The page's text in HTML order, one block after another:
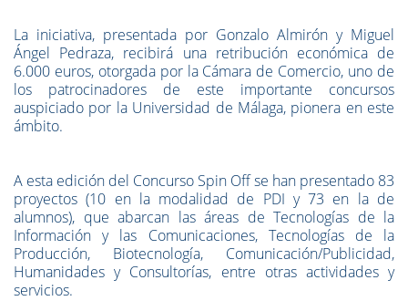
La iniciativa, presentada por Gonzalo Almirón y Miguel
Ángel Pedraza, recibirá una retribución económica de
6.000 euros, otorgada por la Cámara de Comercio, uno de
los patrocinadores de este importante concursos
auspiciado por la Universidad de Málaga, pionera en este
ámbito.
A esta edición del Concurso Spin Off se han presentado 83
proyectos (10 en la modalidad de PDI y 73 en la de
alumnos), que abarcan las áreas de Tecnologías de la
Información y las Comunicaciones, Tecnologías de la
Producción, Biotecnología, Comunicación/Publicidad,
Humanidades y Consultorías, entre otras actividades y
servicios.